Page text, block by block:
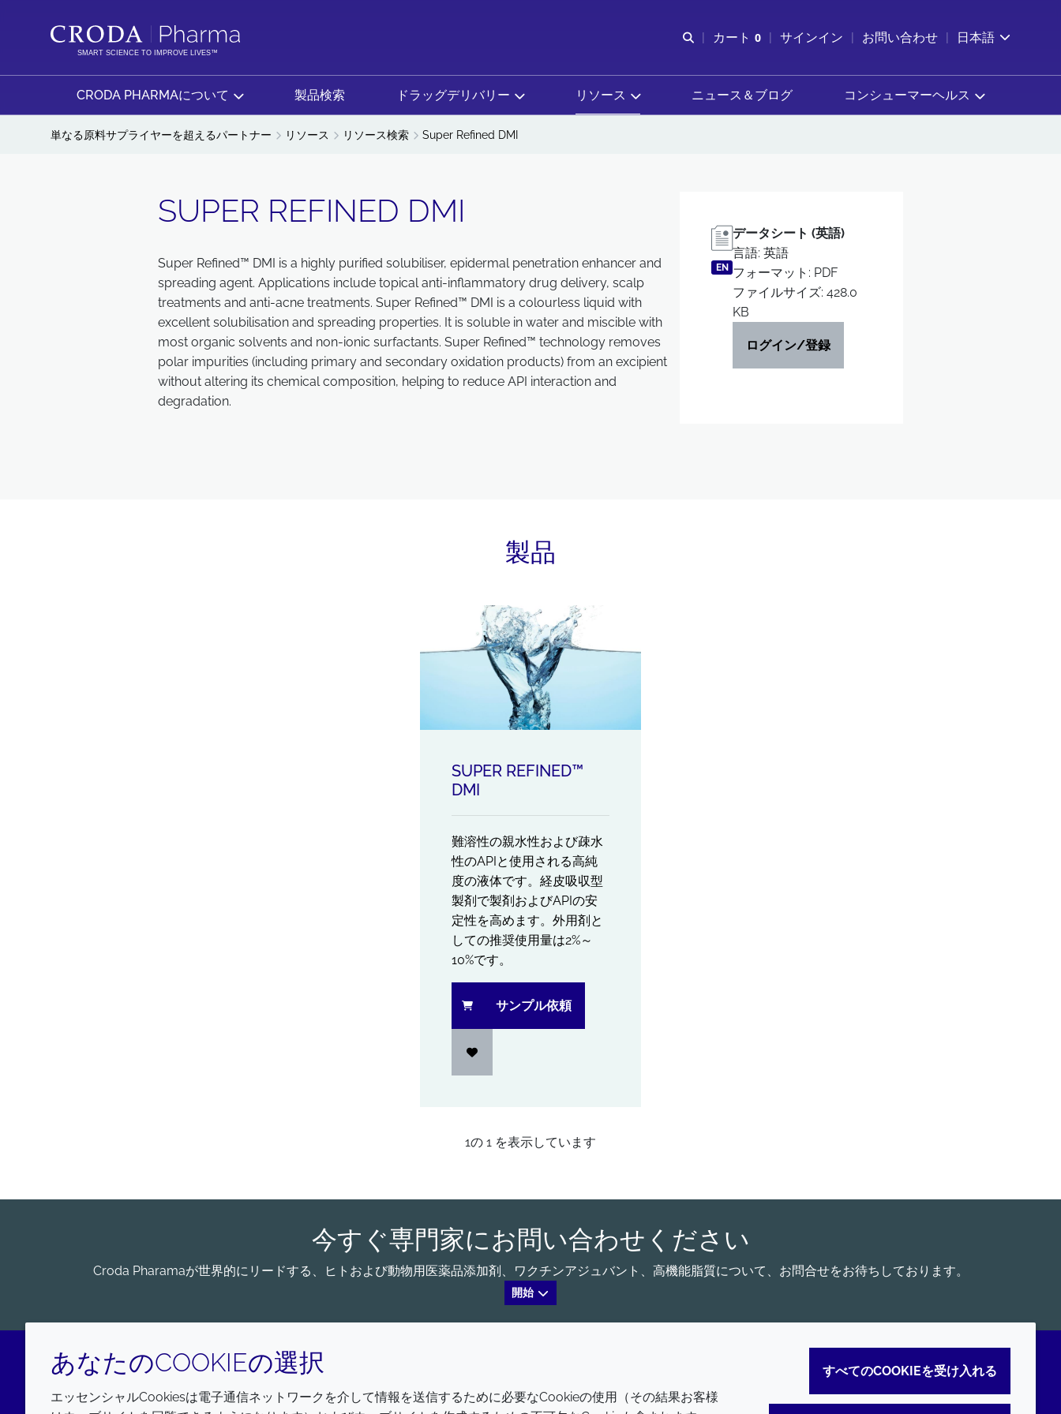
SMART SCIENCE TO IMPROVE LIVES™
検索を開く
カート 0
カートを確認する
サインイン お問い合わせ 日本語
CRODA PHARMAについて 製品検索 ドラッグデリバリー リソース ニュース＆ブログ コンシューマーヘルス
単なる原料サプライヤーを超えるパートナー リソース リソース検索 Super Refined DMI
SUPER REFINED DMI
Super Refined™ DMI is a highly purified solubiliser, epidermal penetration enhancer and
spreading agent. Applications include topical anti-inflammatory drug delivery, scalp
treatments and anti-acne treatments. Super Refined™ DMI is a colourless liquid with
excellent solubilisation and spreading properties. It is soluble in water and miscible with
most organic solvents and non-ionic surfactants. Super Refined™ technology removes
polar impurities (including primary and secondary oxidation products) from an excipient
without altering its chemical composition, helping to reduce API interaction and
degradation.
EN
データシート (英語)
言語: 英語
フォーマット: PDF
ファイルサイズ: 428.0
KB
ログイン/登録
製品
SUPER REFINED™
DMI
難溶性の親水性および疎水
性のAPIと使用される高純
度の液体です。経皮吸収型
製剤で製剤およびAPIの安
定性を高めます。外用剤と
しての推奨使用量は2%～
10%です。
サンプル依頼
1の 1 を表示しています
今すぐ専門家にお問い合わせください
Croda Pharamaが世界的にリードする、ヒトおよび動物用医薬品添加剤、ワクチンアジュバント、高機能脂質について、お問合せをお待ちしております。
開始
LinkedIn
あなたのCOOKIEの選択
エッセンシャルCookiesは電子通信ネットワークを介して情報を送信するために必要なCookieの使用（その結果お客様
すべてのCOOKIEを受け入れる